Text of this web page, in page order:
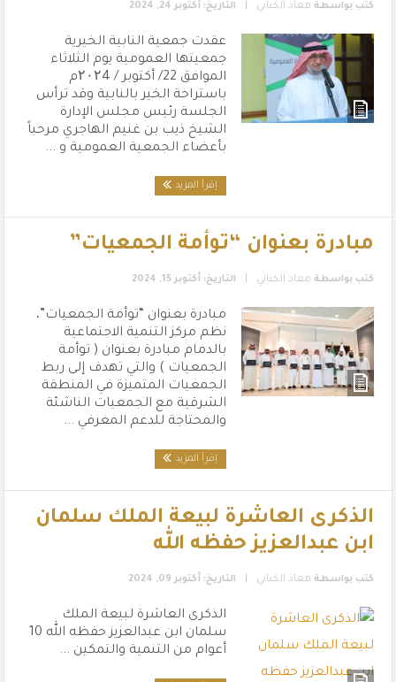
كتب بواسطة معاذ الكناني التاريخ: أكتوبر 24, 2024
عقدت جمعية النابية الخيرية
جمعيتها العمومية يوم الثلاثاء
الموافق 22/ أكتوبر / ۲۰۲4م
باستراحة الخير بالنابية وقد ترأس
الجلسة رئيس مجلس الإدارة
الشيخ ذيب بن غنيم الهاجري مرحباً
بأعضاء الجمعية العمومية و ...
إقرأ المزيد
مبادرة بعنوان “توأمة الجمعيات”
كتب بواسطة معاذ الكناني التاريخ: أكتوبر 15, 2024
مبادرة بعنوان “توأمة الجمعيات”،
نظم مركز التنمية الاجتماعية
بالدمام مبادرة بعنوان ( توأمة
الجمعيات ) والتي تهدف إلى ربط
الجمعيات المتميزة في المنطقة
الشرقية مع الجمعيات الناشئة
والمحتاجة للدعم المعرفي ...
إقرأ المزيد
الذكرى العاشرة لبيعة الملك سلمان
ابن عبدالعزيز حفظه الله
كتب بواسطة معاذ الكناني التاريخ: أكتوبر 09, 2024
الذكرى العاشرة لبيعة الملك
سلمان ابن عبدالعزيز حفظه الله 10
أعوام من التنمية والتمكين ...